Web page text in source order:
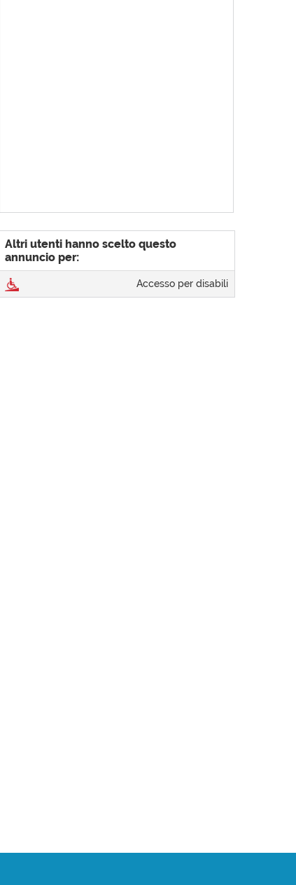
Altri utenti hanno scelto questo
annuncio per:
Accesso per disabili